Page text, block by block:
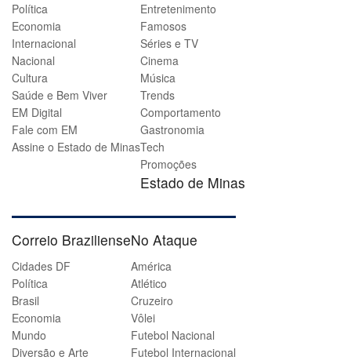
Política
Economia
Internacional
Nacional
Cultura
Saúde e Bem Viver
EM Digital
Fale com EM
Assine o Estado de Minas
Entretenimento
Famosos
Séries e TV
Cinema
Música
Trends
Comportamento
Gastronomia
Tech
Promoções
Estado de Minas
Correio Braziliense
Cidades DF
Política
Brasil
Economia
Mundo
Diversão e Arte
No Ataque
América
Atlético
Cruzeiro
Vôlei
Futebol Nacional
Futebol Internacional